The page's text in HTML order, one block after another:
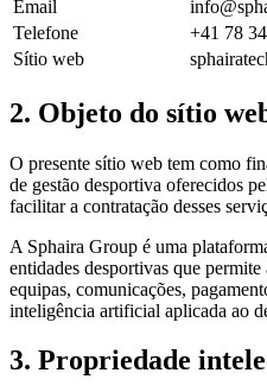
Email
Telefone
+41 78
Sítio web
2. Objeto do sítio
O presente sítio web tem como
de gestão desportiva oferecidos
facilitar a contratação desses
A Sphaira Group é uma
entidades desportivas que
equipas, comunicações,
inteligência artificial aplicada ao
3. Propriedade